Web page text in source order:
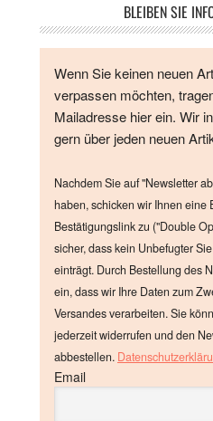
BLEIBEN SIE
Wenn Sie keinen neuen
verpassen möchten,
Mailadresse hier ein. Wir
gern über jeden neuen
Nachdem Sie auf "Newsletter
haben, schicken wir Ihnen eine
Bestätigungslink zu ("Double
sicher, dass kein Unbefugter
einträgt. Durch Bestellung des
ein, dass wir Ihre Daten zum
Versandes verarbeiten. Sie
jederzeit widerrufen und den
abbestellen.
Email